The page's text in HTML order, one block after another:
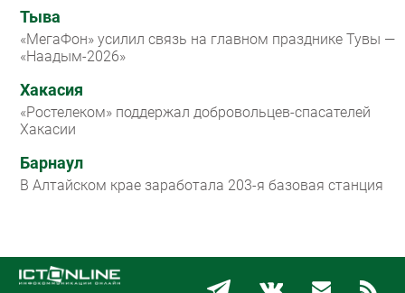
Тыва
«МегаФон» усилил связь на главном празднике Тувы —
«Наадым-2026»
Хакасия
«Ростелеком» поддержал добровольцев-спасателей
Хакасии
Барнаул
В Алтайском крае заработала 203-я базовая станция